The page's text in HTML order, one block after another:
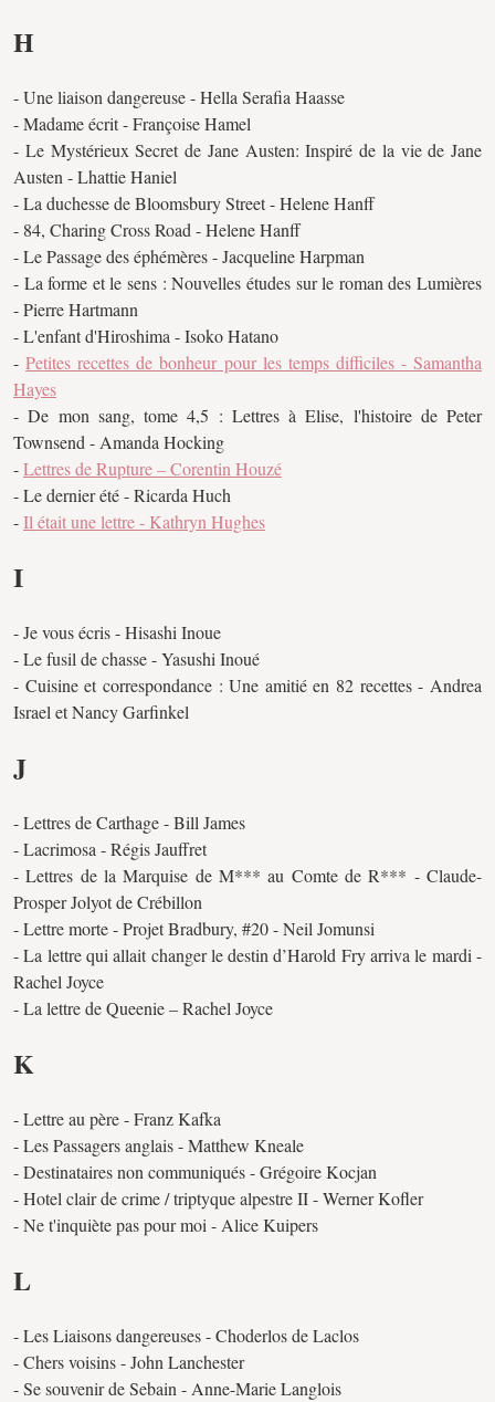
H
- Une liaison dangereuse - Hella Serafia Haasse
- Madame écrit - Françoise Hamel
- Le Mystérieux Secret de Jane Austen: Inspiré de la vie de Jane
Austen - Lhattie Haniel
- La duchesse de Bloomsbury Street - Helene Hanff
- 84, Charing Cross Road - Helene Hanff
- Le Passage des éphémères - Jacqueline Harpman
- La forme et le sens : Nouvelles études sur le roman des Lumières
- Pierre Hartmann
- L'enfant d'Hiroshima - Isoko Hatano
-Petites recettes de bonheur pour les temps difficiles - Samantha
Hayes
- De mon sang, tome 4,5 : Lettres à Elise, l'histoire de Peter
Townsend - Amanda Hocking
-Lettres de Rupture – Corentin Houzé
- Le dernier été - Ricarda Huch
-Il était une lettre - Kathryn Hughes
I
- Je vous écris - Hisashi Inoue
- Le fusil de chasse - Yasushi Inoué
- Cuisine et correspondance : Une amitié en 82 recettes - Andrea
Israel et Nancy Garfinkel
J
- Lettres de Carthage - Bill James
- Lacrimosa - Régis Jauffret
- Lettres de la Marquise de M*** au Comte de R*** - Claude-
Prosper Jolyot de Crébillon
- Lettre morte - Projet Bradbury, #20 - Neil Jomunsi
- La lettre qui allait changer le destin d’Harold Fry arriva le mardi -
Rachel Joyce
- La lettre de Queenie – Rachel Joyce
K
- Lettre au père - Franz Kafka
- Les Passagers anglais - Matthew Kneale
- Destinataires non communiqués - Grégoire Kocjan
- Hotel clair de crime / triptyque alpestre II - Werner Kofler
- Ne t'inquiète pas pour moi - Alice Kuipers
L
- Les Liaisons dangereuses - Choderlos de Laclos
- Chers voisins - John Lanchester
- Se souvenir de Sebain - Anne-Marie Langlois